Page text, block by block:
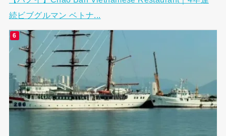
続ビブグルマン ベトナ...